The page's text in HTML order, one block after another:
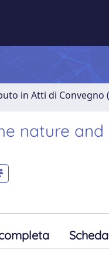
in Atti di Convegno
nature